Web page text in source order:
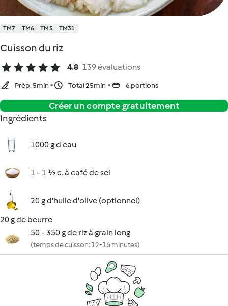
TM7 TM6 TM5 TM31
Cuisson du riz
4.8 139 évaluations
Prép. 5min Total 25min 6 portions
Créer un compte gratuitement
Ingrédients
1000 g d'eau
1 - 1 ½ c. à café de sel
20 g d'huile d'olive (optionnel)
20 g de beurre
50 - 350 g de riz à grain long
(temps de cuisson: 12-16 minutes)